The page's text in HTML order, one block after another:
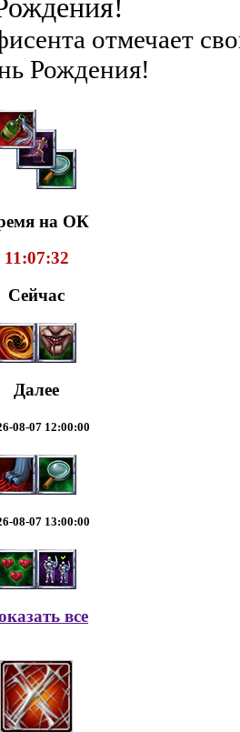
отмечает
Рождения!
на ОК
11:07:33
Сейчас
Далее
08-07 12:00:00
08-07 13:00:00
все